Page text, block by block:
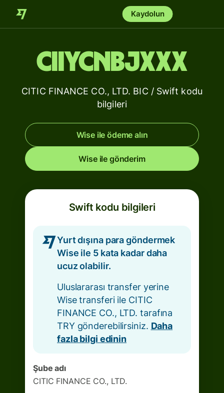
Kaydolun
CIIYCNBJXXX
CITIC FINANCE CO., LTD. BIC / Swift kodu
bilgileri
Wise ile ödeme alın
Wise ile gönderim
Swift kodu bilgileri
Yurt dışına para göndermek
Wise ile 5 kata kadar daha
ucuz olabilir.
Uluslararası transfer yerine
Wise transferi ile CITIC
FINANCE CO., LTD. tarafına
TRY gönderebilirsiniz. Daha
fazla bilgi edinin
Şube adı
CITIC FINANCE CO., LTD.